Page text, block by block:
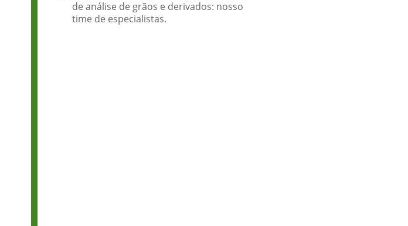
de análise de grãos e derivados: nosso
time de especialistas.